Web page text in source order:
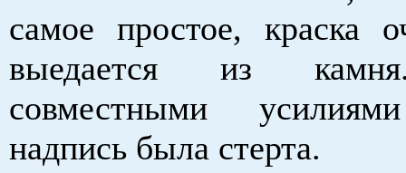
самое простое, краска
выедается из
совместными
надпись была стерта.